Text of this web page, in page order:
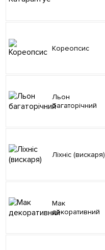
Кореопсис
Льон
багаторічний
Ліхніс (вискаря)
Мак
декоративний